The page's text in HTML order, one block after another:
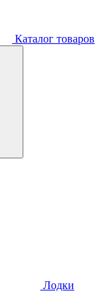
Каталог товаров
Лодки